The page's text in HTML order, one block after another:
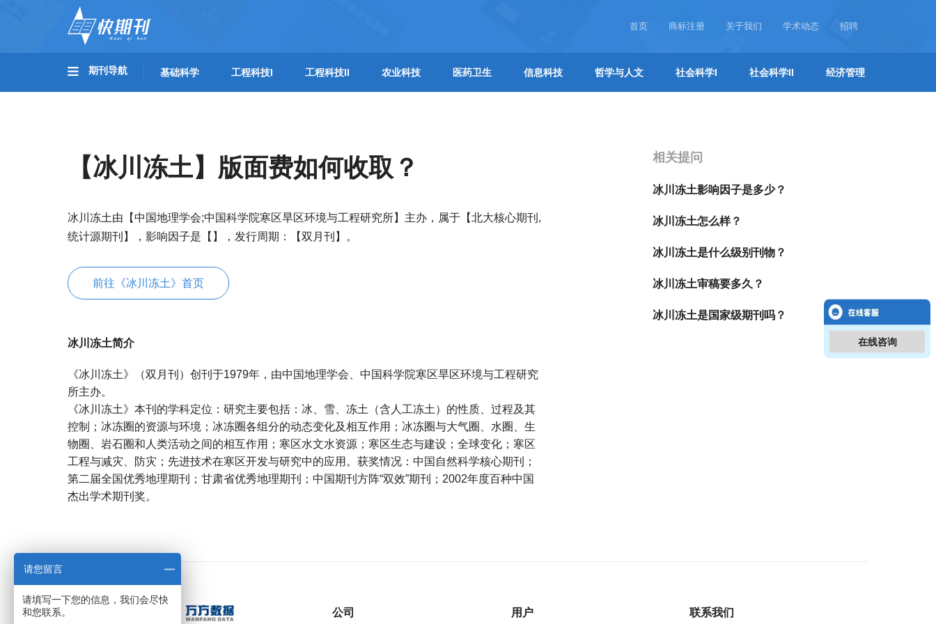
首页 商标注册 关于我们 学术动态 招聘
期刊导航 基础科学 工程科技I 工程科技II 农业科技 医药卫生 信息科技 哲学与人文 社会科学I 社会科学II 经济管理
【冰川冻土】版面费如何收取？
冰川冻土由【中国地理学会;中国科学院寒区旱区环境与工程研究所】主办，属于【北大核心期刊,
统计源期刊】，影响因子是【】，发行周期：【双月刊】。
前往《冰川冻土》首页
冰川冻土简介
《冰川冻土》（双月刊）创刊于1979年，由中国地理学会、中国科学院寒区旱区环境与工程研究
所主办。
《冰川冻土》本刊的学科定位：研究主要包括：冰、雪、冻土（含人工冻土）的性质、过程及其
控制；冰冻圈的资源与环境；冰冻圈各组分的动态变化及相互作用；冰冻圈与大气圈、水圈、生
物圈、岩石圈和人类活动之间的相互作用；寒区水文水资源；寒区生态与建设；全球变化；寒区
工程与减灾、防灾；先进技术在寒区开发与研究中的应用。获奖情况：中国自然科学核心期刊；
第二届全国优秀地理期刊；甘肃省优秀地理期刊；中国期刊方阵“双效”期刊；2002年度百种中国
杰出学术期刊奖。
相关提问
冰川冻土影响因子是多少？
冰川冻土怎么样？
冰川冻土是什么级别刊物？
冰川冻土审稿要多久？
冰川冻土是国家级期刊吗？
公司 用户 联系我们
在线咨询
请您留言
请填写一下您的信息，我们会尽快
和您联系。